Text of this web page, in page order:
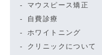
マウスピース矯正
自費診療
ホワイトニング
クリニックについて